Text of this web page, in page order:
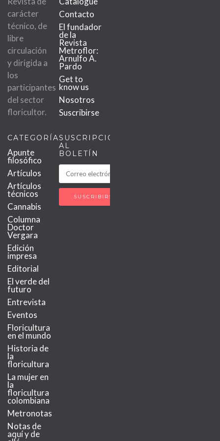
carácter
técnico, de
libre
circulación
y dirigida a
los
participantes
del sector
floricultor.
Contacto
El fundador
de la
Revista
Metroflor:
Arnulfo A.
Pardo
Get to
know us
Nosotros
Suscribirse
CATEGORÍAS
Apunte
filosófico
Artículos
Artículos
técnicos
Cannabis
Columna
Doctor
Vergara
Edición
impresa
Editorial
El verde del
futuro
Entrevista
Eventos
Floricultura
en el mundo
Historia de
la
floricultura
La mujer en
la
floricultura
colombiana
Metronotas
Notas de
aquí y de
SUSCRIPCIÓN
AL
BOLETÍN